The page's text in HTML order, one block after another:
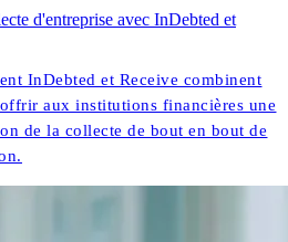
d'entreprise avec InDebted et
InDebted et Receive combinent
aux institutions financières une
de la collecte de bout en bout de